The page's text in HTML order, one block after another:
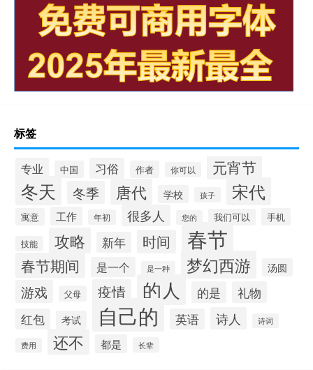
标签
专业 中国 习俗 作者 你可以 元宵节
冬天 冬季 唐代 学校 孩子 宋代
寓意 工作 年初 很多人 您的 我们可以 手机
技能 攻略 新年 时间 春节
春节期间 是一个 是一种 梦幻西游 汤圆
游戏 父母 疫情 的人 的是 礼物
红包 考试 自己的 英语 诗人 诗词
费用 还不 都是 长辈